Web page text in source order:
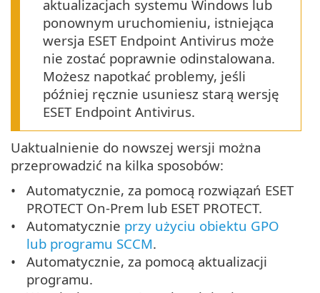
aktualizacjach systemu Windows lub
ponownym uruchomieniu, istniejąca
wersja ESET Endpoint Antivirus może
nie zostać poprawnie odinstalowana.
Możesz napotkać problemy, jeśli
później ręcznie usuniesz starą wersję
ESET Endpoint Antivirus.
Uaktualnienie do nowszej wersji można
przeprowadzić na kilka sposobów:
Automatycznie, za pomocą rozwiązań ESET
PROTECT On-Prem lub ESET PROTECT.
Automatycznie przy użyciu obiektu GPO
lub programu SCCM.
Automatycznie, za pomocą aktualizacji
programu.